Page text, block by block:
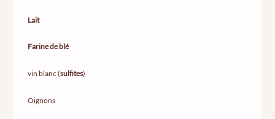
Lait
Farine de blé
vin blanc (sulfites)
Oignons